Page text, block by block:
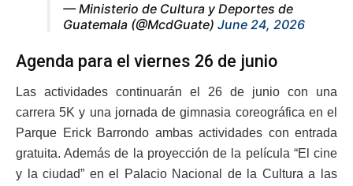
— Ministerio de Cultura y Deportes de
Guatemala (@McdGuate) June 24, 2026
Agenda para el viernes 26 de junio
Las actividades continuarán el 26 de junio con una
carrera 5K y una jornada de gimnasia coreográfica en el
Parque Erick Barrondo ambas actividades con entrada
gratuita. Además de la proyección de la película “El cine
y la ciudad” en el Palacio Nacional de la Cultura a las